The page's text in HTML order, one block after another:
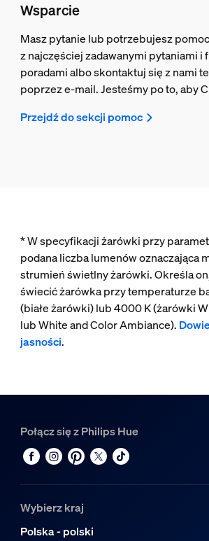
Wsparcie
Masz pytanie lub potrzebujesz
z najczęściej zadawanymi pytaniami i
poradami albo skontaktuj się z nami
poprzez e-mail. Jesteśmy po to, aby
Przejdź do sekcji pomoc
* W specyfikacji żarówki przy
podana liczba lumenów oznaczająca
strumień świetlny żarówki. Określa
świecić żarówka przy temperaturze
(białe żarówki) lub 4000 K (żarówki
lub White and Color Ambiance).
jasności.
Połącz się z Philips Hue
Wybierz kraj
Polska - polski